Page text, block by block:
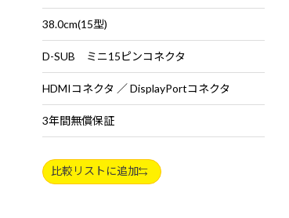
38.0cm(15型)
D-SUB ミニ15ピンコネクタ
HDMIコネクタ ／ DisplayPortコネクタ
3年間無償保証
比較リストに追加